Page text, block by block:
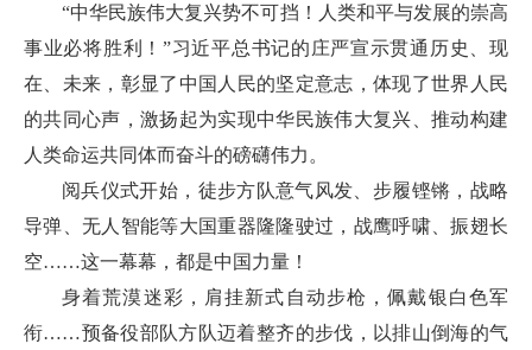
“中华民族伟大复兴势不可挡！人类和平与发展的崇高
事业必将胜利！”习近平总书记的庄严宣示贯通历史、现
在、未来，彰显了中国人民的坚定意志，体现了世界人民
的共同心声，激扬起为实现中华民族伟大复兴、推动构建
人类命运共同体而奋斗的磅礴伟力。
阅兵仪式开始，徒步方队意气风发、步履铿锵，战略
导弹、无人智能等大国重器隆隆驶过，战鹰呼啸、振翅长
空……这一幕幕，都是中国力量！
身着荒漠迷彩，肩挂新式自动步枪，佩戴银白色军
衔……预备役部队方队迈着整齐的步伐，以排山倒海的气